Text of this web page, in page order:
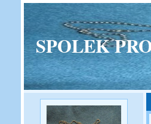
SPOLEK